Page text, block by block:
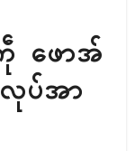
ဖောအ်
ပ်အာ